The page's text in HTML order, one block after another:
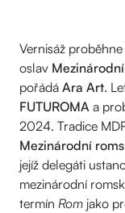
Vernisáž
oslav
pořádá Ara Art.
FUTUROMA a
2024. Tradice
Mezinárodní
jejíž delegáti
mezinárodní
termín Rom jako